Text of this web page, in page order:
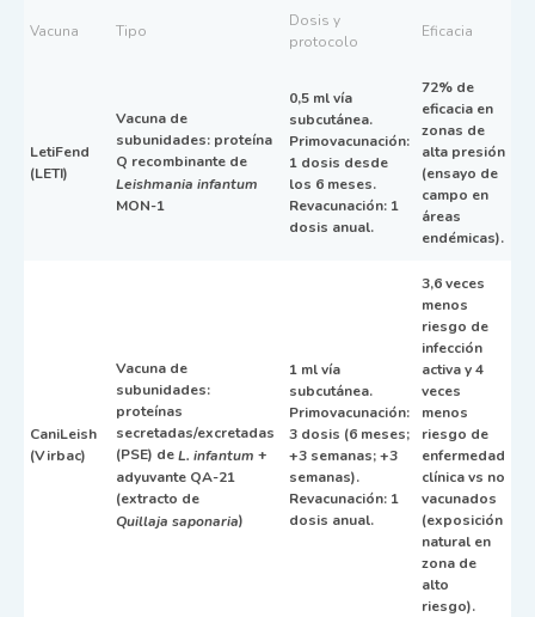
Vacuna Tipo
Dosis y
protocolo
Eficacia
LetiFend
(LETI)
Vacuna de
subunidades: proteína
Q recombinante de
Leishmania infantum
MON-1
0,5 ml vía
subcutánea.
Primovacunación:
1 dosis desde
los 6 meses.
Revacunación: 1
dosis anual.
72% de
eficacia en
zonas de
alta presión
(ensayo de
campo en
áreas
endémicas).
CaniLeish
(Virbac)
Vacuna de
subunidades:
proteínas
secretadas/excretadas
(PSE) deL. infantum +
adyuvante QA-21
(extracto de
Quillaja saponaria)
1 ml vía
subcutánea.
Primovacunación:
3 dosis (6 meses;
+3 semanas; +3
semanas).
Revacunación: 1
dosis anual.
3,6 veces
menos
riesgo de
infección
activa y 4
veces
menos
riesgo de
enfermedad
clínica vs no
vacunados
(exposición
natural en
zona de
alto
riesgo).